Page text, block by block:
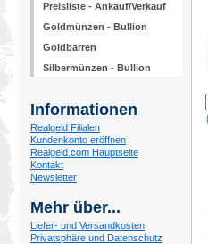
Preisliste - Ankauf/Verkauf
Goldmünzen - Bullion
Goldbarren
Silbermünzen - Bullion
Informationen
Realgeld Filialen
Kundenkonto eröffnen
Realgeld.com Hauptseite
Kontakt
Newsletter
Mehr über...
Liefer- und Versandkosten
Privatsphäre und Datenschutz